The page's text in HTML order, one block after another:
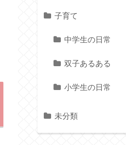
子育て
中学生の日常
双子あるある
小学生の日常
未分類